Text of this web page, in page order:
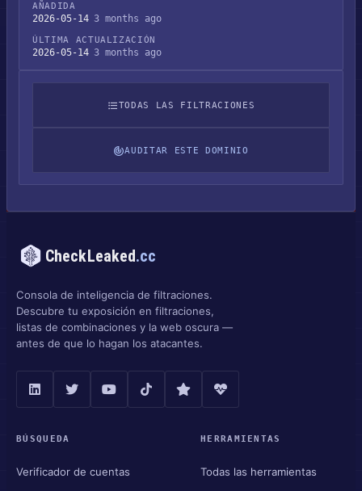
AÑADIDA
2026-05-14 3 months ago
ÚLTIMA ACTUALIZACIÓN
2026-05-14 3 months ago
TODAS LAS FILTRACIONES
AUDITAR ESTE DOMINIO
CheckLeaked.cc
Consola de inteligencia de filtraciones.
Descubre tu exposición en filtraciones,
listas de combinaciones y la web oscura —
antes de que lo hagan los atacantes.
BÚSQUEDA
Verificador de cuentas
HERRAMIENTAS
Todas las herramientas